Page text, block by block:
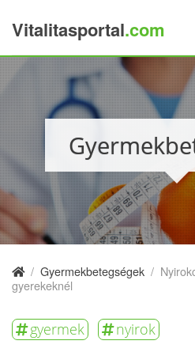
Vitalitasportal.com
/ Gyermekbetegségek /
gyerekeknél
gyermek nyirok
×